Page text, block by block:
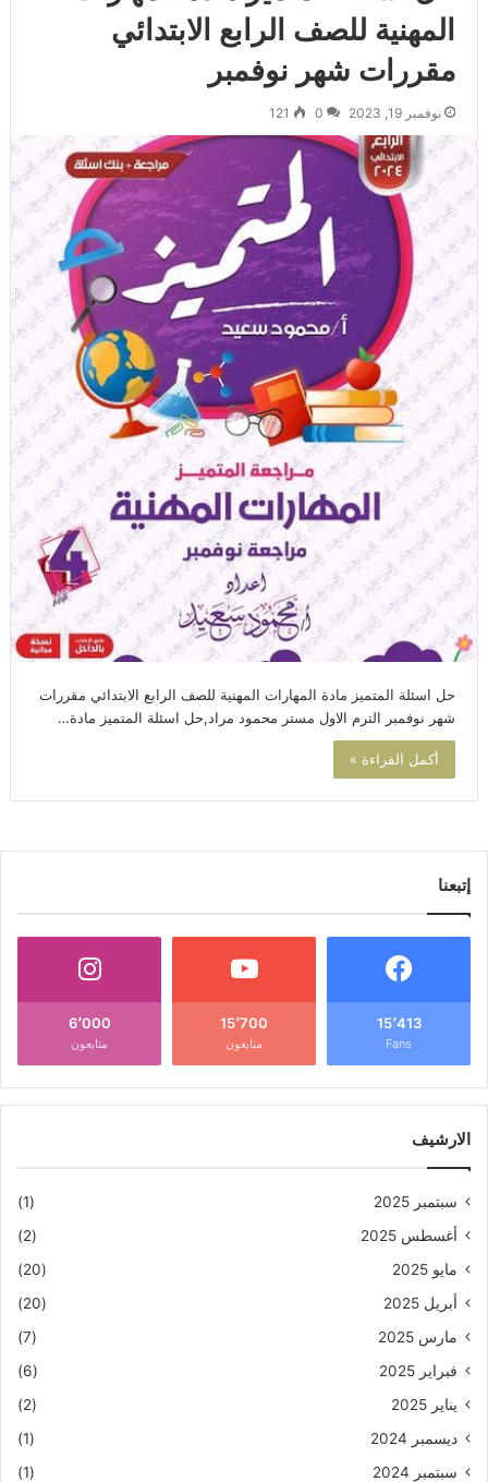
المهنية للصف الرابع الابتدائي
مقررات شهر نوفمبر
نوفمبر 19, 2023 0
121
حل اسئلة المتميز مادة المهارات المهنية للصف الرابع الابتدائي مقررات
شهر نوفمبر الترم الاول مستر محمود مراد,حل اسئلة المتميز مادة…
أكمل القراءة »
إتبعنا
15٬413
Fans
15٬700
متابعون
6٬000
متابعون
الارشيف
سبتمبر 2025
(1)
أغسطس 2025
(2)
مايو 2025
(20)
أبريل 2025
(20)
مارس 2025
(7)
فبراير 2025
(6)
يناير 2025
(2)
ديسمبر 2024
(1)
سبتمبر 2024
(1)